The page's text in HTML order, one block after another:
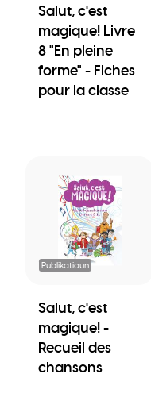
Salut, c'est
magique! Livre
8 "En pleine
forme" - Fiches
pour la classe
Publikatioun
Salut, c'est
magique! -
Recueil des
chansons